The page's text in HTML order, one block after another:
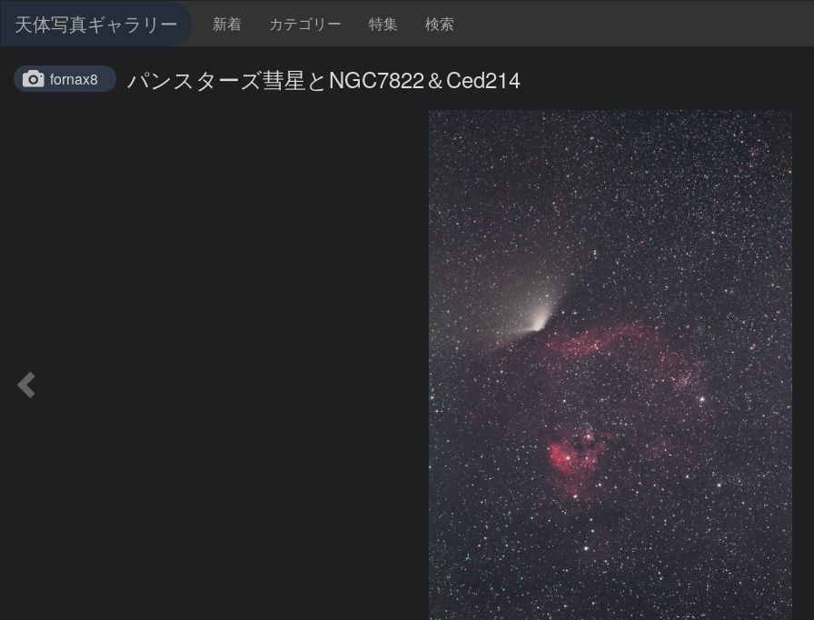
天体写真ギャラリー 新着 カテゴリー 特集 検索
fornax8 パンスターズ彗星とNGC7822＆Ced214